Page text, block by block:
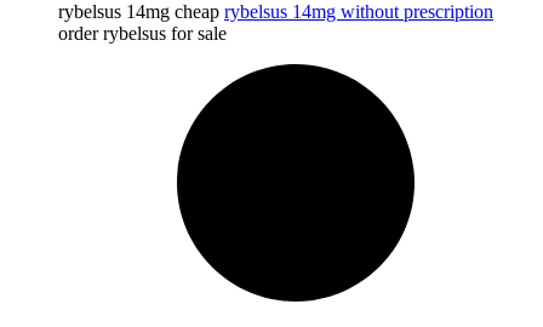
rybelsus 14mg cheap rybelsus 14mg without prescription
order rybelsus for sale